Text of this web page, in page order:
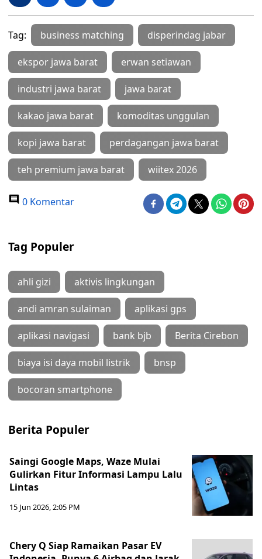
Tag: business matching disperindag jabar
ekspor jawa barat erwan setiawan
industri jawa barat jawa barat
kakao jawa barat komoditas unggulan
kopi jawa barat perdagangan jawa barat
teh premium jawa barat wiitex 2026
0 Komentar
Tag Populer
ahli gizi aktivis lingkungan
andi amran sulaiman aplikasi gps
aplikasi navigasi bank bjb Berita Cirebon
biaya isi daya mobil listrik bnsp
bocoran smartphone
Berita Populer
Saingi Google Maps, Waze Mulai
Gulirkan Fitur Informasi Lampu Lalu
Lintas
15 Jun 2026, 2:05 PM
Chery Q Siap Ramaikan Pasar EV